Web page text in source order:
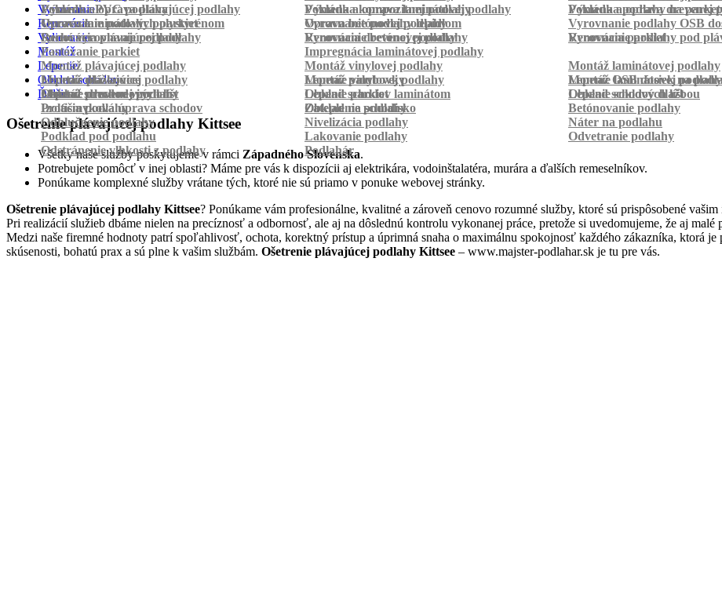
Pokládka PVC podlahy
Pokládka kompozitnej podlahy Pokládka podlahy na
Výmena a oprava plávajúcej podlahy
Výmena a oprava laminátovej podlahy Výmena a oprava drevenej
Oprava laminátových parkiet
Oprava betónovej podlahy
Vyrovnanie
Vyrovnanie podlahy polystyrénom
Vyrovnanie podlahy lepidlom Vyrovnanie podlahy OSB
Suché vyrovnanie podlahy
Vyrovnanie betónovej podlahy Vyrovnanie podlahy pod
Renovácia
Renovácia plávajúcej podlahy
Renovácia drevenej podlahy Renovácia parkiet
Pastovanie parkiet
Impregnácia laminátovej podlahy
Vylievanie
Montáž
Montáž plávajúcej podlahy
Montáž vinylovej podlahy Montáž laminátovej podlahy
Montáž dlážkovice
Montáž palubovky Montáž OSB dosiek na
Montáž prechodových líšt
Lepenie
Lepenie plávajúcej podlahy
Lepenie vinylovej podlahy Lepenie laminátovej podlahy
Lepenie drevenej podlahy
Lepenie parkiet Lepenie soklových líšt
Obklad schodov
Obklad schodov vinylom
Obklad schodov laminátom Obklad schodov dlažbou
Protišmyková úprava schodov
Obklad na schodisko
Ďalšie
Izolácia podlahy
Zateplenie podlahy Betónovanie podlahy
Odhlučnenie podlahy
Nivelizácia podlahy Náter na podlahu
Podklad pod podlahu
Lakovanie podlahy Odvetranie podlahy
Odstránenie vlhkosti z podlahy
Podlahár
Ošetrenie plávajúcej podlahy Kittsee
Všetky naše služby poskytujeme v rámci Západného Slovenska.
Potrebujete pomôcť v inej oblasti? Máme pre vás k dispozícii aj elektrikára, vodoinštalatéra, murára a ďalších remeselníkov.
Ponúkame komplexné služby vrátane tých, ktoré nie sú priamo v ponuke webovej stránky.
Ošetrenie plávajúcej podlahy Kittsee? Ponúkame vám profesionálne, kvalitné a zároveň cenovo rozumné služby, ktoré sú prispôsobené
Pri realizácií služieb dbáme nielen na precíznosť a odbornosť, ale aj na dôslednú kontrolu vykonanej práce, pretože si uvedomujeme, že aj
Medzi naše firemné hodnoty patrí spoľahlivosť, ochota, korektný prístup a úprimná snaha o maximálnu spokojnosť každého zákazníka, ktorá
skúsenosti, bohatú prax a sú plne k vašim službám. Ošetrenie plávajúcej podlahy Kittsee – www.majster-podlahar.sk je tu pre vás.